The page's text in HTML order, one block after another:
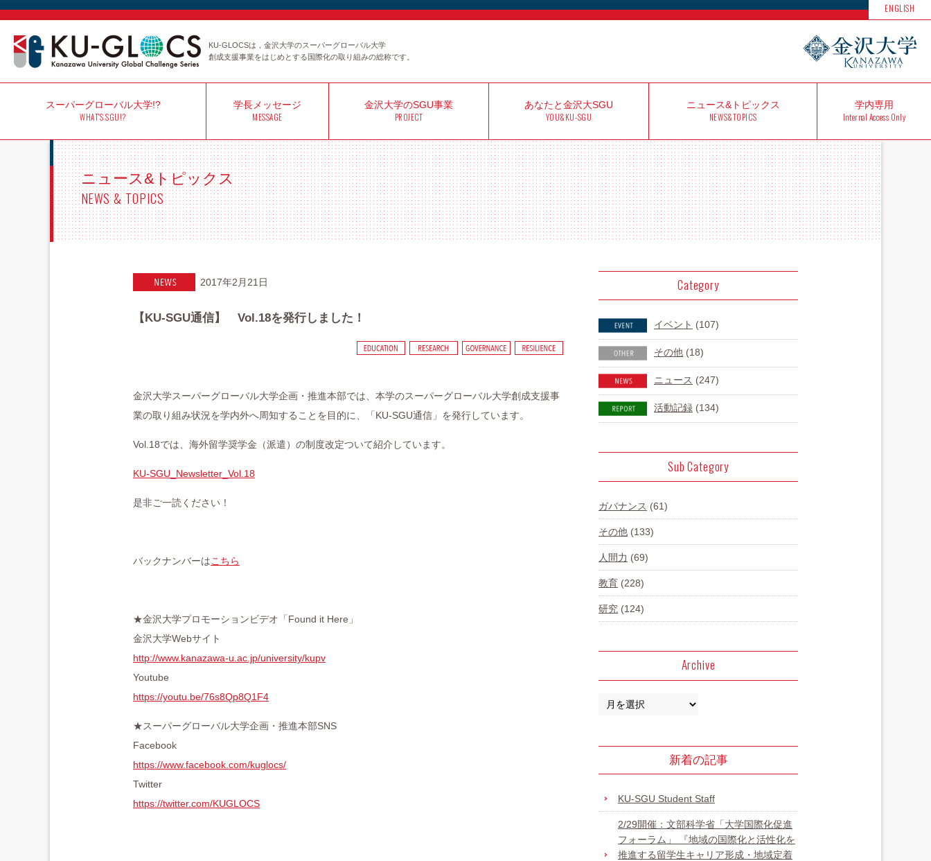
ENGLISH
KU-GLOCSは，金沢大学のスーパーグローバル大学
創成支援事業をはじめとする国際化の取り組みの総称です。
スーパーグローバル大学!?
WHAT'S SGU!?
学長メッセージ
MESSAGE
金沢大学のSGU事業
PROJECT
あなたと金沢大SGU
YOU&KU-SGU
ニュース&トピックス
NEWS&TOPICS
学内専用
Internal Access Only
ニュース&トピックス
NEWS & TOPICS
2017年2月21日
【KU-SGU通信】 Vol.18を発行しました！
金沢大学スーパーグローバル大学企画・推進本部では、本学のスーパーグローバル大学創成支援事
業の取り組み状況を学内外へ周知することを目的に、「KU-SGU通信」を発行しています。
Vol.18では、海外留学奨学金（派遣）の制度改定ついて紹介しています。
KU-SGU_Newsletter_Vol.18
是非ご一読ください！
バックナンバーはこちら
★金沢大学プロモーションビデオ「Found it Here」
金沢大学Webサイト
http://www.kanazawa-u.ac.jp/university/kupv
Youtube
https://youtu.be/76s8Qp8Q1F4
★スーパーグローバル大学企画・推進本部SNS
Facebook
https://www.facebook.com/kuglocs/
Twitter
https://twitter.com/KUGLOCS
Category
イベント (107)
その他 (18)
ニュース (247)
活動記録 (134)
Sub Category
ガバナンス (61)
その他 (133)
人間力 (69)
教育 (228)
研究 (124)
Archive
新着の記事
KU-SGU Student Staff
2/29開催：文部科学省「大学国際化促進
フォーラム」 『地域の国際化と活性化を
推進する留学生キャリア形成・地域定着